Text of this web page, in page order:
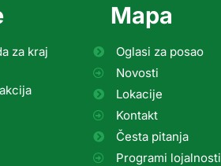
za kraj
Mapa
Oglasi za posao
Novosti
Lokacije
Kontakt
Česta pitanja
Programi lojalnosti